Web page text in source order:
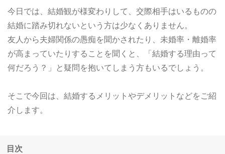
今日では、結婚観が様変わりして、交際相手はいるものの
結婚に踏み切れないという方は少なくありません。
友人から夫婦関係の愚痴を聞かされたり、未婚率・離婚率
が高まっていたりすることを聞くと、「結婚する理由って
何だろう？」と疑問を抱いてしまう方もいるでしょう。
そこで今回は、結婚するメリットやデメリットなどをご紹
介します。
目次